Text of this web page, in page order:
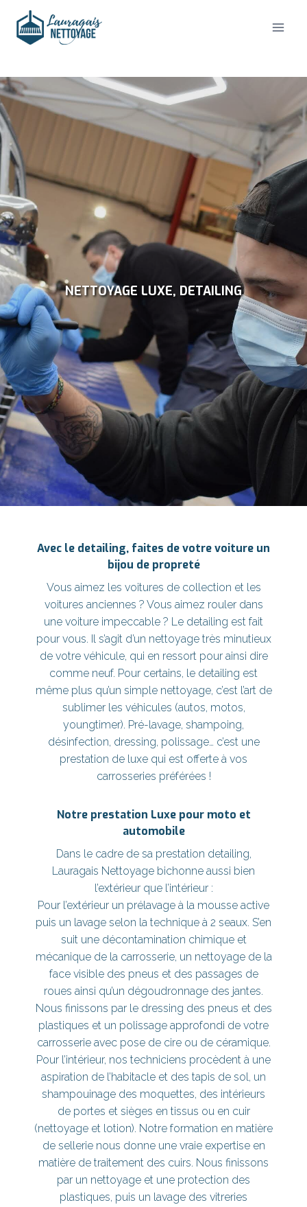
contenu
NETTOYAGE LUXE, DETAILING
Avec le detailing, faites de votre voiture un
bijou de propreté
Vous aimez les voitures de collection et les
voitures anciennes ? Vous aimez rouler dans
une voiture impeccable ? Le detailing est fait
pour vous. Il s’agit d’un nettoyage très minutieux
de votre véhicule, qui en ressort pour ainsi dire
comme neuf. Pour certains, le detailing est
même plus qu’un simple nettoyage, c’est l’art de
sublimer les véhicules (autos, motos,
youngtimer). Pré-lavage, shampoing,
désinfection, dressing, polissage… c’est une
prestation de luxe qui est offerte à vos
carrosseries préférées !
Notre prestation Luxe pour moto et
automobile
Dans le cadre de sa prestation detailing,
Lauragais Nettoyage bichonne aussi bien
l’extérieur que l’intérieur :
Pour l’extérieur un prélavage à la mousse active
puis un lavage selon la technique à 2 seaux. S’en
suit une décontamination chimique et
mécanique de la carrosserie, un nettoyage de la
face visible des pneus et des passages de
roues ainsi qu’un dégoudronnage des jantes.
Nous finissons par le dressing des pneus et des
plastiques et un polissage approfondi de votre
carrosserie avec pose de cire ou de céramique.
Pour l’intérieur, nos techniciens procèdent à une
aspiration de l’habitacle et des tapis de sol, un
shampouinage des moquettes, des intérieurs
de portes et sièges en tissus ou en cuir
(nettoyage et lotion). Notre formation en matière
de sellerie nous donne une vraie expertise en
matière de traitement des cuirs. Nous finissons
par un nettoyage et une protection des
plastiques, puis un lavage des vitreries